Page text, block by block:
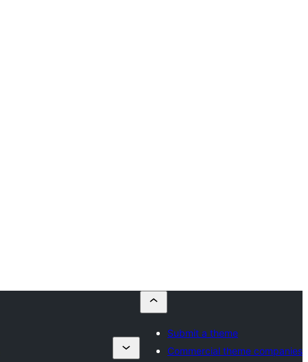
Submit a theme
Commercial theme companies